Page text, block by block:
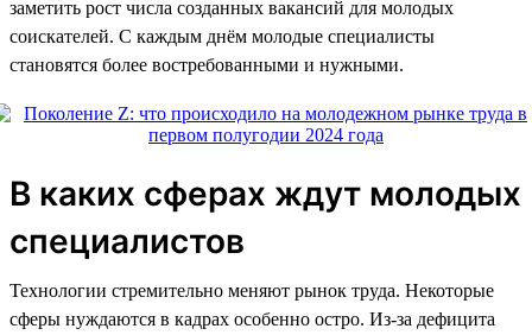
заметить рост числа созданных вакансий для молодых
соискателей. С каждым днём молодые специалисты
становятся более востребованными и нужными.
В каких сферах ждут молодых
специалистов
Технологии стремительно меняют рынок труда. Некоторые
сферы нуждаются в кадрах особенно остро. Из-за дефицита